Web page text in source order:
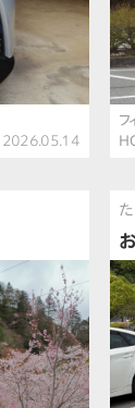
2026.05.14
フ